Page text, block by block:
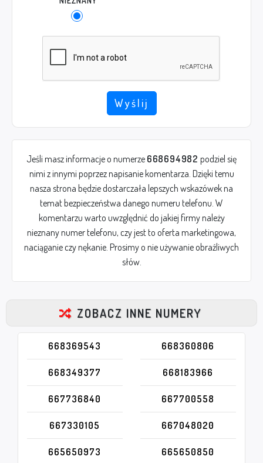
Wyślij
Jeśli masz informacje o numerze 668694982 podziel się
nimi z innymi poprzez napisanie komentarza. Dzięki temu
nasza strona będzie dostarczała lepszych wskazówek na
temat bezpieczeństwa danego numeru telefonu. W
komentarzu warto uwzględnić do jakiej firmy należy
nieznany numer telefonu, czy jest to oferta marketingowa,
naciąganie czy nękanie. Prosimy o nie używanie obraźliwych
słów.
ZOBACZ INNE NUMERY
668369543 668360806
668349377 668183966
667736840 667700558
667330105 667048020
665650973 665650850